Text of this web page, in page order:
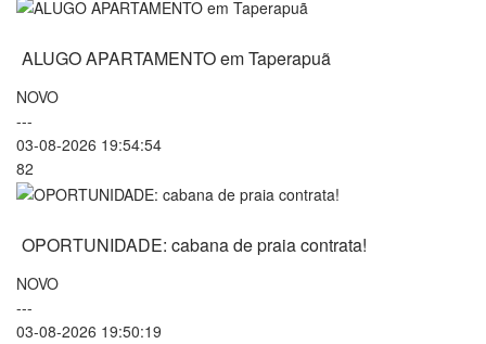
ALUGO APARTAMENTO em Taperapuã
NOVO
---
03-08-2026 19:54:54
82
OPORTUNIDADE: cabana de praia contrata!
NOVO
---
03-08-2026 19:50:19